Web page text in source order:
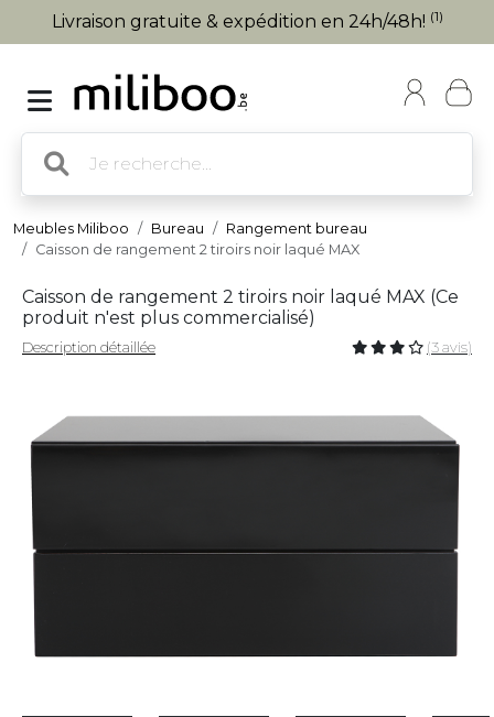
Livraison gratuite & expédition en 24h/48h! (1)
Meubles Miliboo Bureau
Rangement bureau
Caisson de rangement 2 tiroirs noir laqué MAX
Caisson de rangement 2 tiroirs noir laqué MAX (Ce
produit n'est plus commercialisé)
Description détaillée (3 avis)